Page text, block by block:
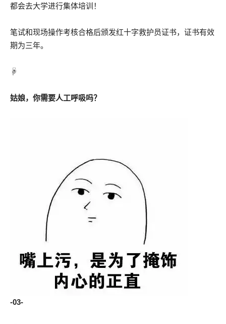
都会去大学进行集体培训！
笔试和现场操作考核合格后颁发红十字救护员证书，证书有效
期为三年。
☟
姑娘，你需要人工呼吸吗？
-03-